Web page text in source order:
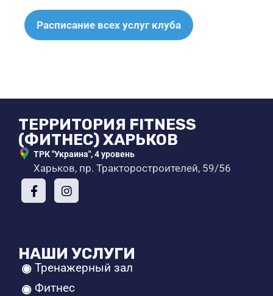
Расписание всех услуг клуба
ТЕРРИТОРИЯ FITNESS
(ФИТНЕС) ХАРЬКОВ
ТРК "Украина", 4 уровень
Харьков, пр. Тракторостроителей, 59/56
НАШИ УСЛУГИ
Тренажерный зал
Фитнес